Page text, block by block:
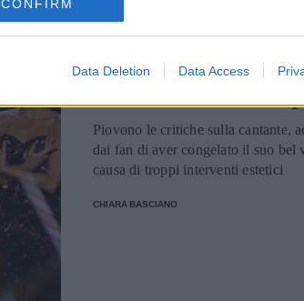
CONFIRM
Data Deletion Data Access
NEWS
Gwen Stefani
Piovono le critiche sulla cantante,
dai fan di aver congelato il suo bel
causa di troppi interventi estetici
CHIARA BASCIANO